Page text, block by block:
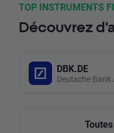
TOP INSTRUMENTS
Découvrez
DBK.DE
Deutsche Bank